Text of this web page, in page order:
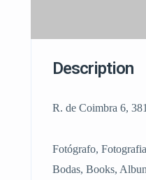
Description
R. de Coimbra 6,
Fotógrafo,
Bodas, Books,